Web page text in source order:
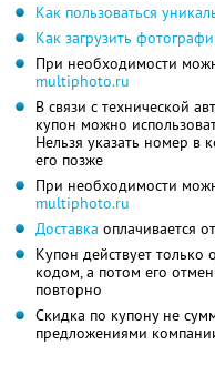
Как пользоваться
Как загрузить
При необходимости
multiphoto.ru
В связи с технической
купон можно
Нельзя указать номер в
его позже
При необходимости
multiphoto.ru
Доставка оплачивается
Купон действует только
кодом, а потом его
повторно
Скидка по купону не
предложениями